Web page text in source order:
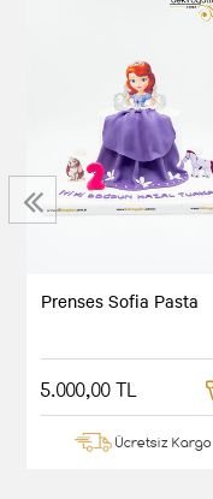
Prenses Sofia Pasta
5.000,00 TL
Ücretsiz Kargo
‹